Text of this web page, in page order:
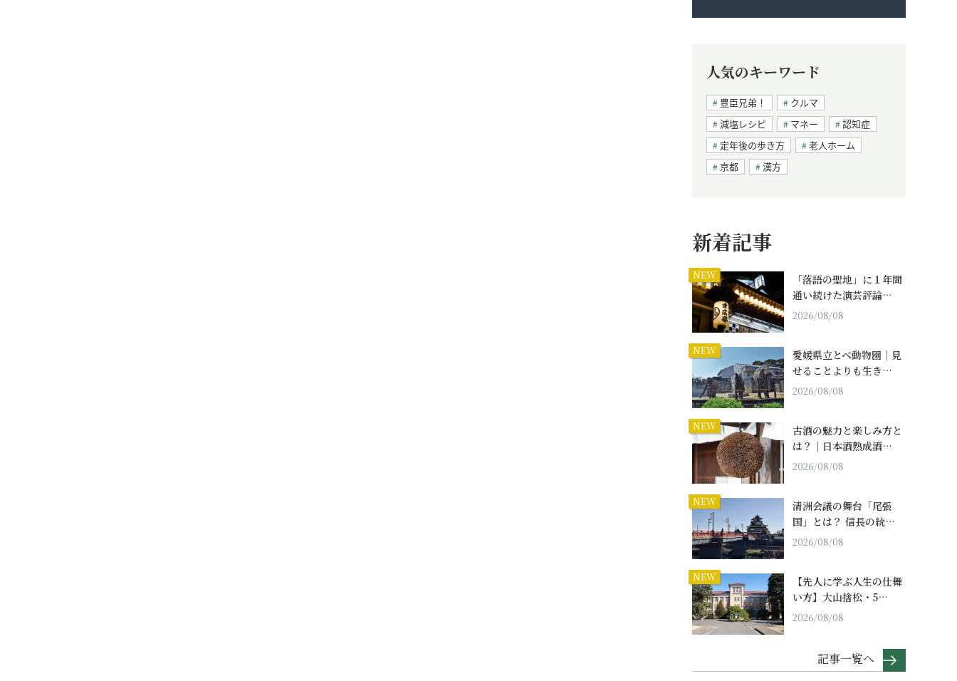
人気のキーワード
豊臣兄弟！
クルマ
減塩レシピ
マネー
認知症
定年後の歩き方
老人ホーム
京都
漢方
新着記事
NEW
「落語の聖地」に１年間
通い続けた演芸評論…
2026/08/08
NEW
愛媛県立とべ動物園｜見
せることよりも生き…
2026/08/08
NEW
古酒の魅力と楽しみ方と
は？｜日本酒熟成酒…
2026/08/08
NEW
清洲会議の舞台「尾張
国」とは？ 信長の統…
2026/08/08
NEW
【先人に学ぶ人生の仕舞
い方】大山捨松・5…
2026/08/08
記事一覧へ